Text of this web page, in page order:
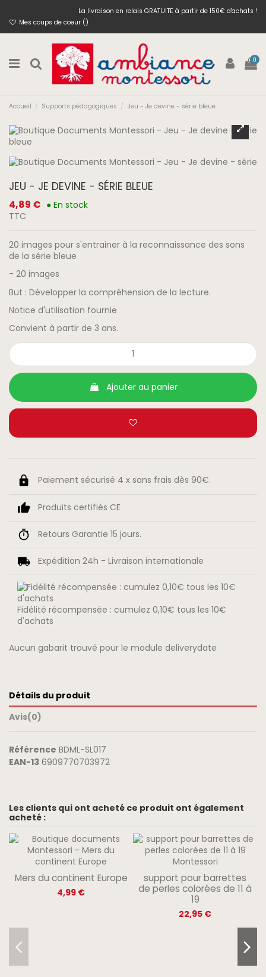
La livraison en relais GRATUITE à partir de 150€ d'achats !
Mes coups de coeur ()
0
Accueil Supports pédagogiques Jeu - Je devine - série bleue
JEU - JE DEVINE - SÉRIE BLEUE
4,89 € ● En stock
TTC
20 images pour s'entrainer à la reconnaissance des sons
de la série bleue
- 20 images
But : Développer la compréhension de la lecture.
Notice d'utilisation fournie
Convient à partir de 3 ans.
Ajouter au panier
Paiement sécurisé 4 x sans frais dès 90€.
Produits certifiés CE
Retours Garantie 15 jours.
Expédition 24h - Livraison internationale
Fidélité récompensée : cumulez 0,10€ tous les 10€
d'achats
Aucun gabarit trouvé pour le module deliverydate
Détails du produit
Avis(0)
Référence BDML-SL017
EAN-13 6909770703972
Les clients qui ont acheté ce produit ont également
acheté :
Mers du continent Europe
4,99 €
support pour barrettes
de perles colorées de 11 à
19
22,95 €